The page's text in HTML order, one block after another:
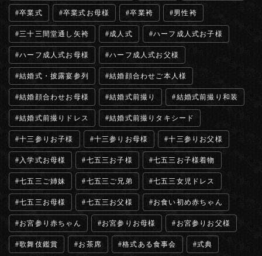
卒業式 卒業式お母様 卒業袴 男性袴
三十三間堂通し矢袴 成人式 ハーフ成人式お子様
ハーフ成人式お母様 ハーフ成人式お父様
結婚式・披露宴参列 結婚顔合わせご本人様
結婚顔合わせお母様 結婚式前撮り 結婚式前撮り和装
結婚式前撮りドレス 結婚式前撮りタキシード
十三参りお子様 十三参りお母様 十三参りお父様
入学式お母様 七五三お子様 七五三お子様着物
七五三ご姉妹 七五三ご兄弟 七五三女児ドレス
七五三お母様 七五三お父様 お食い初め赤ちゃん
お宮参り赤ちゃん お宮参りお母様 お宮参りお父様
歌舞伎鑑賞 お茶席 格式ある食事会 式典